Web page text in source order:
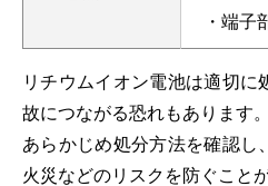
・端子
リチウムイオン電池は適切
故につながる恐れもあります。
あらかじめ処分方法を確認し
火災などのリスクを防ぐこと